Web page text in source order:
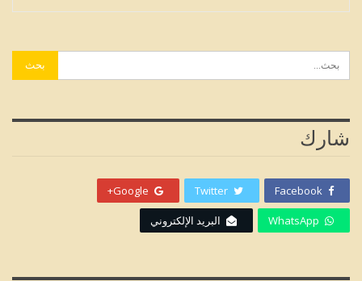
شارك
Facebook
Twitter
Google+
WhatsApp البريد الإلكتروني